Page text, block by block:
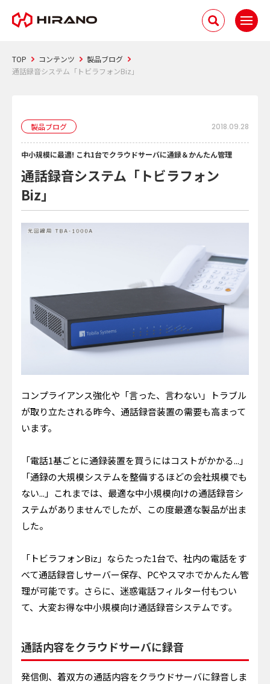
TOP コンテンツ
製品ブログ
通話録音システム「トビラフォンBiz」
製品ブログ 2018.09.28
中小規模に最適! これ1台でクラウドサーバに通録＆かんたん管理
通話録音システム「トビラフォン
Biz」
コンプライアンス強化や「言った、言わない」トラブル
が取り立たされる昨今、通話録音装置の需要も高まって
います。
「電話1基ごとに通録装置を買うにはコストがかかる...」
「通録の大規模システムを整備するほどの会社規模でも
ない...」これまでは、最適な中小規模向けの通話録音シ
ステムがありませんでしたが、この度最適な製品が出ま
した。
「トビラフォンBiz」ならたった1台で、社内の電話をす
べて通話録音しサーバー保存、PCやスマホでかんたん管
理が可能です。さらに、迷惑電話フィルター付もつい
て、大変お得な中小規模向け通話録音システムです。
通話内容をクラウドサーバに録音
発信側、着双方の通話内容をクラウドサーバに録音しま